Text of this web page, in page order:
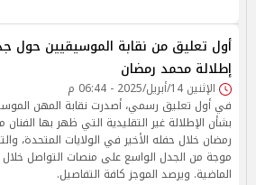
أول تعليق من نقابة الموسيقيين حول
إطلالة محمد رمضان
الإثنين 14/أبريل/2025 - 06:44 م
في أول تعليق رسمي، أصدرت نقابة المهن
بشأن الإطلالة غير التقليدية التي ظهر بها الفنان
رمضان خلال حفله الأخير في الولايات المتحدة،
موجة من الجدل الواسع على منصات التواصل خلال
الماضية. ويرصد الموجز كافة التفاصيل.